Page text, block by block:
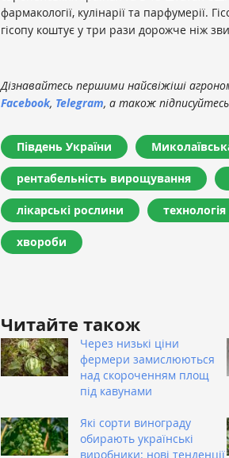
фармакології, кулінарії та парфумерії.
гісопу коштує у три рази дорожче ніж
Дізнавайтесь першими найсвіжіші
Facebook, Telegram, а також
Південь України
рентабельність вирощування
лікарські рослини
хвороби
Читайте також
Через низькі ціни
фермери замислюються
над скороченням площ
під кавунами
Які сорти винограду
обирають українські
виробники: нові тенденції